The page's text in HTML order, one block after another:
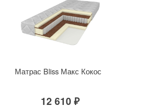
Матрас Bliss Макс Кокос
12 610 ₽